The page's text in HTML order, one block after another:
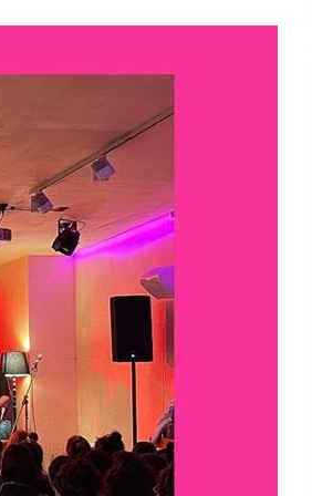
SOINUGELA: Paul McCartney eta
Ringo Starr-en lan berriak
2026/07/03